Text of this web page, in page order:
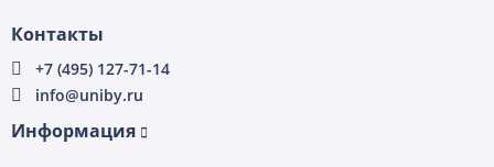
Контакты
+7 (495) 127-71-14
info@uniby.ru
Информация